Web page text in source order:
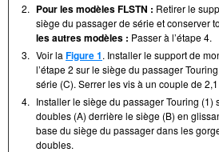
2. Pour les modèles FLSTN : Retirer le
siège du passager de série et conserver
les autres modèles : Passer à l’étape 4.
3. Voir la Figure 1. Installer le support de
l’étape 2 sur le siège du passager
série (C). Serrer les vis à un couple de 2,1
4. Installer le siège du passager Touring (1)
doubles (A) derrière le siège (B) en
base du siège du passager dans les
doubles.